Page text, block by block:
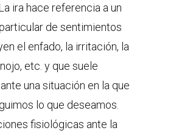
ira hace referencia a un
de sentimientos
el enfado, la irritación, la
etc. y que suele
una situación en la que
lo que deseamos.
fisiológicas ante la